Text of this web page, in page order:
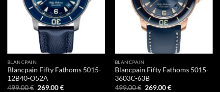
BLANCPAIN
Blancpain Fifty Fathoms 5015-
12B40-O52A
499.00€ Ursprünglicher
269.00€Aktueller
BLANCPAIN
Blancpain Fifty Fathoms 5015-
3603C-63B
499.00€ Ursprünglicher
269.00€Aktueller